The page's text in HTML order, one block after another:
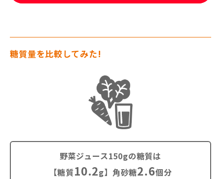
糖質量を比較してみた!
野菜ジュース150gの糖質は
【糖質10.2g】角砂糖2.6個分